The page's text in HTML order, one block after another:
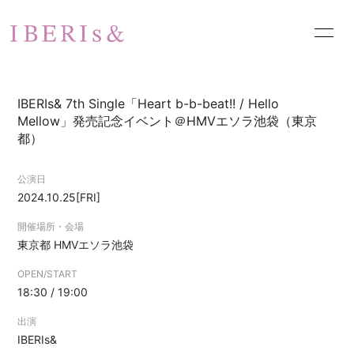
SCHEDULE PROFILE
PHOTO
IBERIs& 7th Single「Heart b-b-beat!! / Hello
Mellow」発売記念イベント＠HMVエソラ池袋（東京
都）
公演日
2024.10.25[FRI]
開催場所・会場
東京都 HMVエソラ池袋
OPEN/START
18:30 / 19:00
出演
IBERIs&